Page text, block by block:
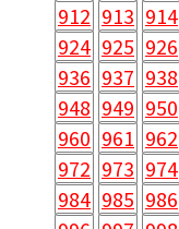
912 913 914
924 925 926
936 937 938
948 949 950
960 961 962
972 973 974
984 985 986